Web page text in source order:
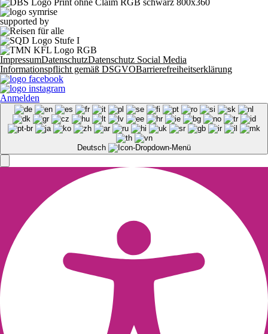
supported by
ImpressumDatenschutzDatenschutz Social Media
Informationspflicht gemäß DSGVOBarrierefreiheitserklärung
Anmelden
Deutsch